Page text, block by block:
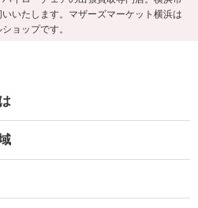
いたします。マザーズマーケット横浜は
ョップです。